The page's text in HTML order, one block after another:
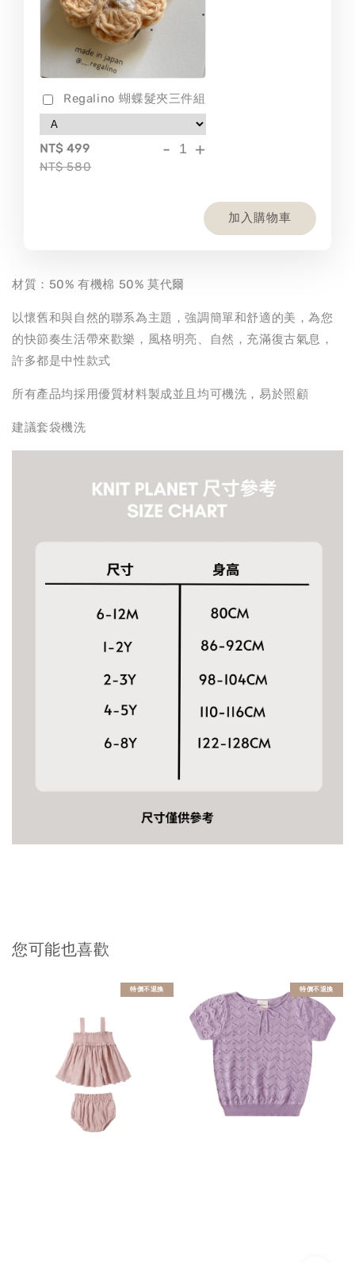
Regalino 蝴蝶髮夾三件組
NT$ 499
NT$ 580
- +
加入購物車
材質：50% 有機棉 50% 莫代爾
以懷舊和與自然的聯系為主題，強調簡單和舒適的美，為您
的快節奏生活帶來歡樂，風格明亮、自然，充滿復古氣息，
許多都是中性款式
所有產品均採用優質材料製成並且均可機洗，易於照顧
建議套袋機洗
您可能也喜歡
特價不退換 特價不退換